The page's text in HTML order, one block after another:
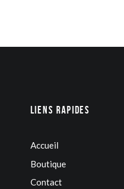
Liens rapides
Accueil
Boutique
Contact